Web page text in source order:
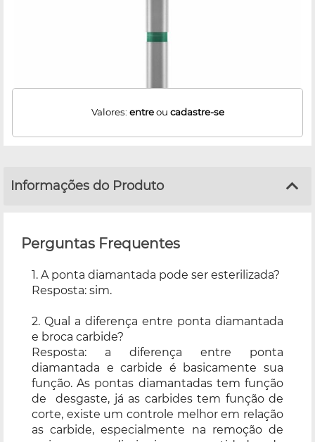
Valores: entreou cadastre-se
Informações do Produto
Perguntas Frequentes
1. A ponta diamantada pode ser esterilizada?
Resposta: sim.
2. Qual a diferença entre ponta diamantada
e broca carbide?
Resposta: a diferença entre ponta
diamantada e carbide é basicamente sua
função. As pontas diamantadas tem função
de desgaste, já as carbides tem função de
corte, existe um controle melhor em relação
as carbide, especialmente na remoção de